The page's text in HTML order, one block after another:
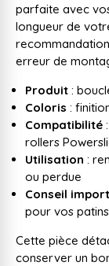
parfaite avec
longueur de
erreur de
Produit :
Coloris :
Compatibilité
rollers
Utilisation :
ou perdue
Conseil
pour vos patins
Cette pièce
conserver un